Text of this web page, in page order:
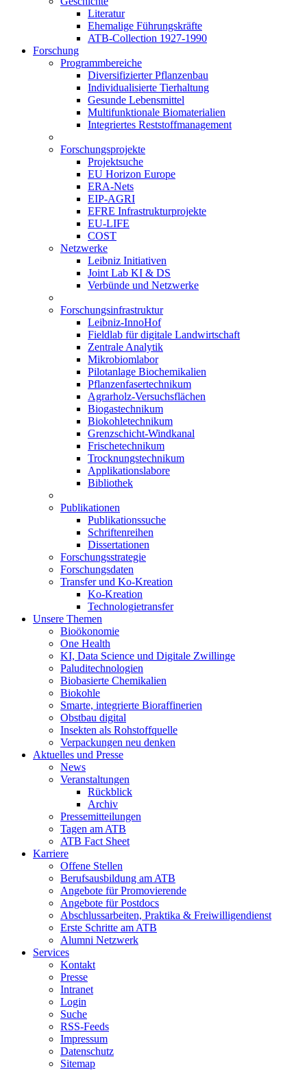
Literatur
Ehemalige Führungskräfte
ATB-Collection 1927-1990
Forschung
Programmbereiche
Diversifizierter Pflanzenbau
Individualisierte Tierhaltung
Gesunde Lebensmittel
Multifunktionale Biomaterialien
Integriertes Reststoffmanagement
Forschungsprojekte
Projektsuche
EU Horizon Europe
ERA-Nets
EIP-AGRI
EFRE Infrastrukturprojekte
EU-LIFE
COST
Netzwerke
Leibniz Initiativen
Joint Lab KI & DS
Verbünde und Netzwerke
Forschungsinfrastruktur
Leibniz-InnoHof
Fieldlab für digitale Landwirtschaft
Zentrale Analytik
Mikrobiomlabor
Pilotanlage Biochemikalien
Pflanzenfasertechnikum
Agrarholz-Versuchsflächen
Biogastechnikum
Biokohletechnikum
Grenzschicht-Windkanal
Frischetechnikum
Trocknungstechnikum
Applikationslabore
Bibliothek
Publikationen
Publikationssuche
Schriftenreihen
Dissertationen
Forschungsstrategie
Forschungsdaten
Transfer und Ko-Kreation
Ko-Kreation
Technologietransfer
Unsere Themen
Bioökonomie
One Health
KI, Data Science und Digitale Zwillinge
Paluditechnologien
Biobasierte Chemikalien
Biokohle
Smarte, integrierte Bioraffinerien
Obstbau digital
Insekten als Rohstoffquelle
Verpackungen neu denken
Aktuelles und Presse
News
Veranstaltungen
Rückblick
Archiv
Pressemitteilungen
Tagen am ATB
ATB Fact Sheet
Karriere
Offene Stellen
Berufsausbildung am ATB
Angebote für Promovierende
Angebote für Postdocs
Abschlussarbeiten, Praktika & Freiwilligendienst
Erste Schritte am ATB
Alumni Netzwerk
Services
Kontakt
Presse
Intranet
Login
Suche
RSS-Feeds
Impressum
Datenschutz
Sitemap